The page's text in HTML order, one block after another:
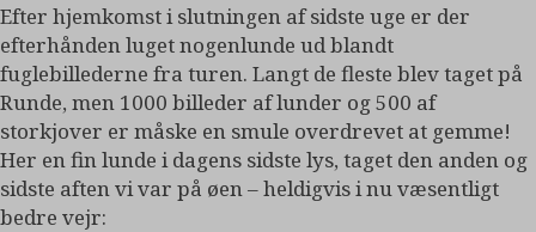
Efter hjemkomst i slutningen af sidste uge er der
efterhånden luget nogenlunde ud blandt
fuglebillederne fra turen. Langt de fleste blev taget på
Runde, men 1000 billeder af lunder og 500 af
storkjover er måske en smule overdrevet at gemme!
Her en fin lunde i dagens sidste lys, taget den anden og
sidste aften vi var på øen – heldigvis i nu væsentligt
bedre vejr: